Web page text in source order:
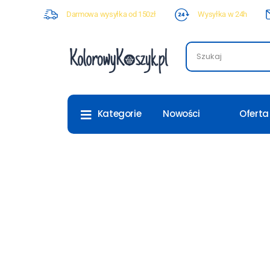
Darmowa wysyłka od 150zł Wysyłka w 24h
Kategorie Nowości